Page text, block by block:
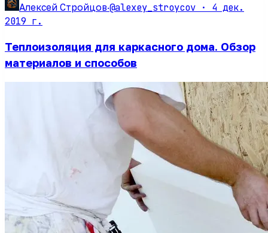
Алексей Стройцов·@alexey_stroycov · 4 дек.
2019 г.
Теплоизоляция для каркасного дома. Обзор
материалов и способов